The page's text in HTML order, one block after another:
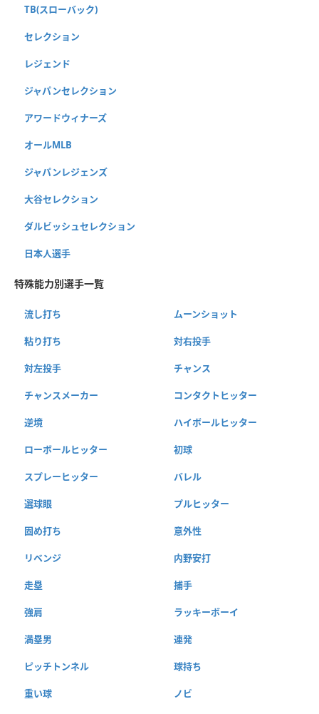
TB(スローバック)
セレクション
レジェンド
ジャパンセレクション
アワードウィナーズ
オールMLB
ジャパンレジェンズ
大谷セレクション
ダルビッシュセレクション
日本人選手
特殊能力別選手一覧
流し打ち ムーンショット
粘り打ち 対右投手
対左投手 チャンス
チャンスメーカー コンタクトヒッター
逆境 ハイボールヒッター
ローボールヒッター 初球
スプレーヒッター バレル
選球眼 プルヒッター
固め打ち 意外性
リベンジ 内野安打
走塁 捕手
強肩 ラッキーボーイ
満塁男 連発
ピッチトンネル 球持ち
重い球 ノビ